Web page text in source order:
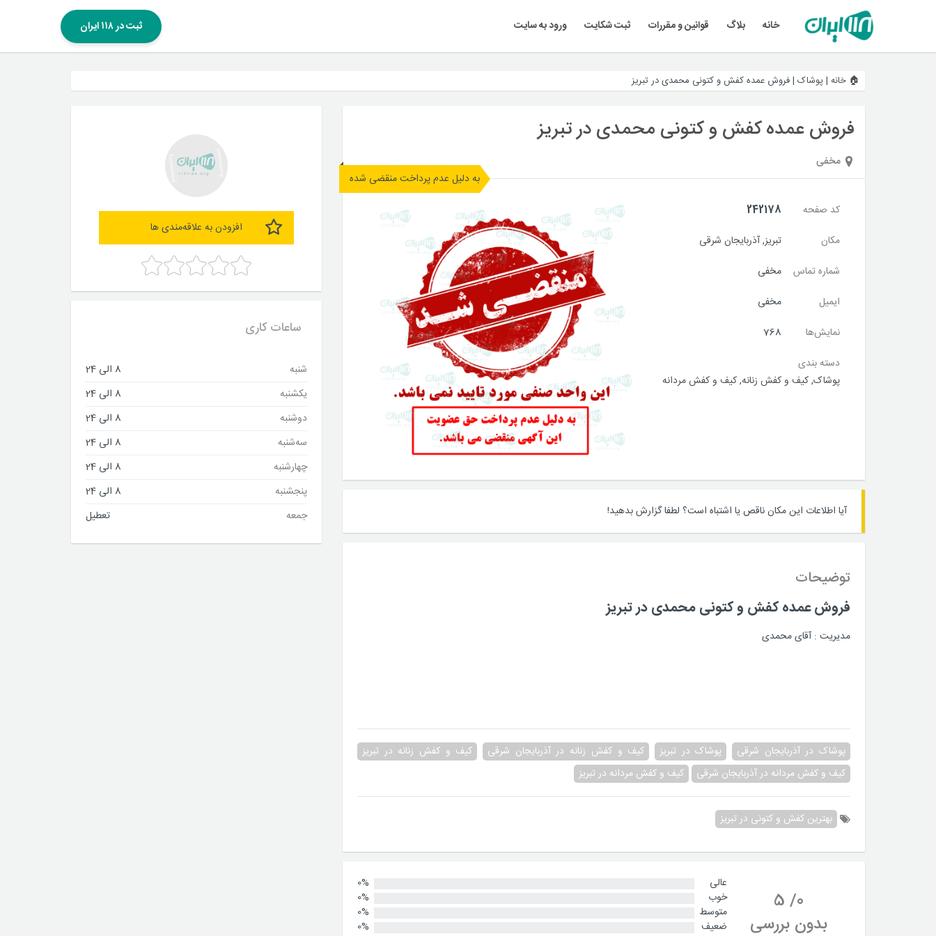
خانه بلاگ قوانین و مقررات ثبت شکایت ورود به سایت ثبت در ۱۱۸ ایران
🏠 خانه | پوشاک |فروش عمده کفش و کتونی محمدی در تبریز
فروش عمده کفش و کتونی محمدی در تبریز
مخفی
به دلیل عدم پرداخت منقضی شده
کد صفحه
242178
مکان
تبریز,آذربایجان شرقی
شماره تماس
مخفی
ایمیل
مخفی
نمایش‌ها
768
دسته بندی
پوشاک,کیف و کفش زنانه,کیف و کفش مردانه
آیا اطلاعات این مکان ناقص یا اشتباه است؟ لطفا گزارش بدهید!
توضیحات
فروش عمده کفش و کتونی محمدی در تبریز
مدیریت : آقای محمدی
پوشاک در آذربایجان شرقی پوشاک در تبریز کیف و کفش زنانه در آذربایجان شرقی
کیف و کفش زنانه در تبریز
کیف و کفش مردانه در آذربایجان شرقی
کیف و کفش مردانه در تبریز
بهترین کفش و کتونی در تبریز
0
/
5
بدون بررسی
عالی
0%
خوب
0%
متوسط
0%
ضعیف
0%
افزودن به علاقه‌مندی ها
ساعات کاری
شنبه
8 الی 24
یکشنبه
8 الی 24
دوشنبه
8 الی 24
سه‌شنبه
8 الی 24
چهارشنبه
8 الی 24
پنجشنبه
8 الی 24
جمعه
تعطیل